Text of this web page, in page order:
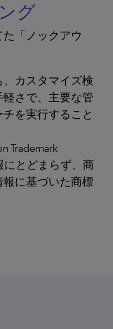
グ
「ノックアウ
カスタマイズ検
さで、主要な管
を実行すること
Trademark
にとどまらず、商
に基づいた商標